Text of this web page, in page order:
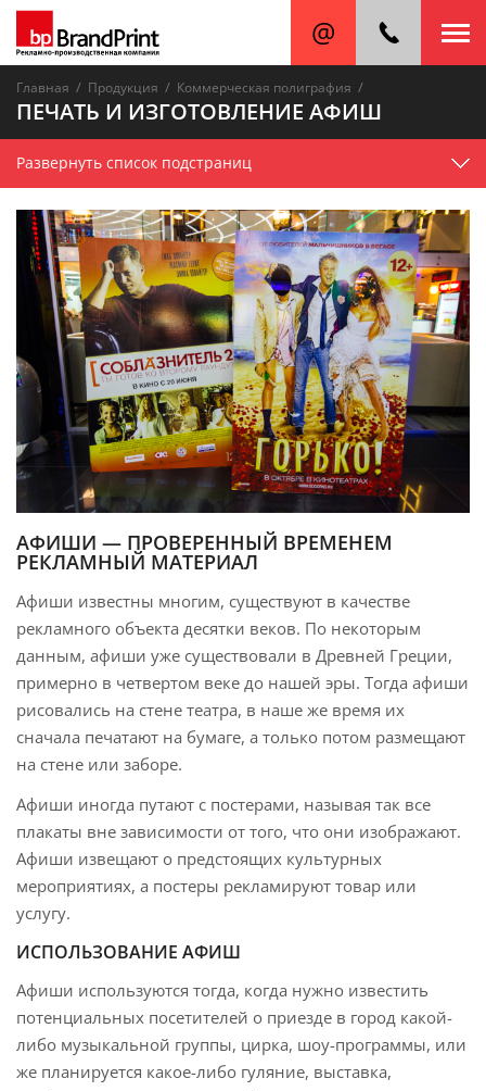
Главная / Продукция / Коммерческая полиграфия /
ПЕЧАТЬ И ИЗГОТОВЛЕНИЕ АФИШ
Развернуть список подстраниц
АФИШИ — ПРОВЕРЕННЫЙ ВРЕМЕНЕМ
РЕКЛАМНЫЙ МАТЕРИАЛ
Афиши известны многим, существуют в качестве
рекламного объекта десятки веков. По некоторым
данным, афиши уже существовали в Древней Греции,
примерно в четвертом веке до нашей эры. Тогда афиши
рисовались на стене театра, в наше же время их
сначала печатают на бумаге, а только потом размещают
на стене или заборе.
Афиши иногда путают с постерами, называя так все
плакаты вне зависимости от того, что они изображают.
Афиши извещают о предстоящих культурных
мероприятиях, а постеры рекламируют товар или
услугу.
ИСПОЛЬЗОВАНИЕ АФИШ
Афиши используются тогда, когда нужно известить
потенциальных посетителей о приезде в город какой-
либо музыкальной группы, цирка, шоу-программы, или
же планируется какое-либо гуляние, выставка,